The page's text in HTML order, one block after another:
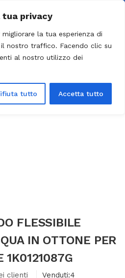
tua privacy
la tua esperienza di
il nostro traffico. Facendo clic su
al nostro utilizzo dei
tutto Accetta tutto
FLESSIBILE
IN OTTONE PER
1K0121087G
clienti Venduti:4